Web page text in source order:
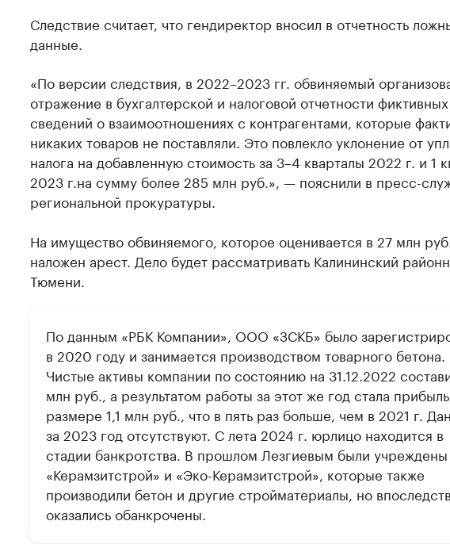
Следствие считает, что гендиректор вносил в отчетность
данные.
«По версии следствия, в 2022–2023 гг. обвиняемый
отражение в бухгалтерской и налоговой отчетности фиктивных
сведений о взаимоотношениях с контрагентами, которые
никаких товаров не поставляли. Это повлекло уклонение от
налога на добавленную стоимость за 3–4 кварталы 2022 г. и 1
2023 г.на сумму более 285 млн руб.», — пояснили в пресс-
региональной прокуратуры.
На имущество обвиняемого, которое оценивается в 27 млн
наложен арест. Дело будет рассматривать Калининский
Тюмени.
По данным «РБК Компании», ООО «ЗСКБ» было
в 2020 году и занимается производством товарного бетона.
Чистые активы компании по состоянию на 31.12.2022
млн руб., а результатом работы за этот же год стала
размере 1,1 млн руб., что в пять раз больше, чем в 2021 г.
за 2023 год отсутствуют. С лета 2024 г. юрлицо находится в
стадии банкротства. В прошлом Лезгиевым были
«Керамзитстрой» и «Эко-Керамзитстрой», которые также
производили бетон и другие стройматериалы, но
оказались обанкрочены.